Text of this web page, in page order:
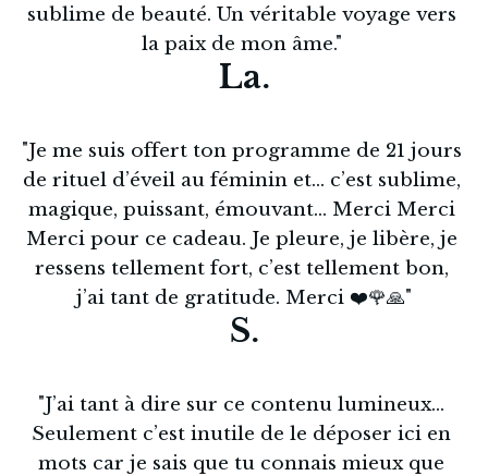
sublime de beauté. Un véritable voyage vers
la paix de mon âme."
La.
"Je me suis offert ton programme de 21 jours
de rituel d’éveil au féminin et… c’est sublime,
magique, puissant, émouvant… Merci Merci
Merci pour ce cadeau. Je pleure, je libère, je
ressens tellement fort, c’est tellement bon,
j’ai tant de gratitude. Merci ❤️🌹🙏"
S.
"J’ai tant à dire sur ce contenu lumineux…
Seulement c’est inutile de le déposer ici en
mots car je sais que tu connais mieux que